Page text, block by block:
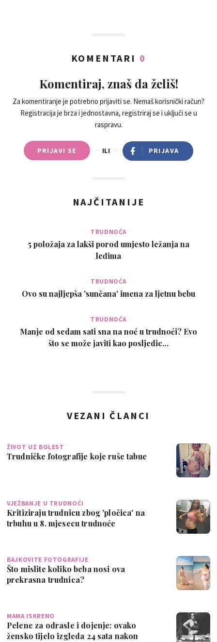
KOMENTARI 0
Komentiraj, znaš da želiš!
Za komentiranje je potrebno prijaviti se. Nemaš korisnički račun?
Registracija je brza i jednostavna, registriraj se i uključi se u
raspravu.
PRIJAVI SE ILI PRIJAVA
NAJČITANIJE
TRUDNOĆA
5 položaja za lakši porod umjesto ležanja na
leđima
TRUDNOĆA
Ovo su najljepša 'sunčana' imena za ljetnu bebu
TRUDNOĆA
Manje od sedam sati sna na noć u trudnoći? Evo
što se može javiti kao posljedic…
VEZANI ČLANCI
ŽIVOT UZ BOLEST
Trudničke fotografije koje ruše tabue
VJEŽBANJE U TRUDNOĆI
Kritiziraju trudnicu zbog 'pločica' na
trbuhu u 8. mjesecu trudnoće
BAJKOVITE FOTOGRAFIJE
Što mislite koliko beba nosi ova
prekrasna trudnica?
MAMA ISKRENO
Pelene za odrasle i dojenje: ovako
žensko tijelo izgleda 24 sata nakon